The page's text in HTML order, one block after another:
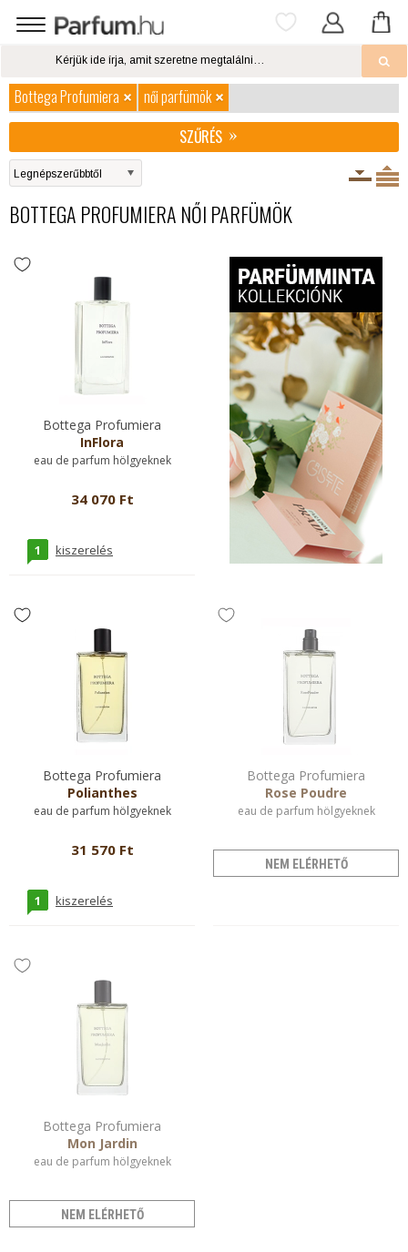
Bottega Profumiera
női parfümök
SZŰRÉS
BOTTEGA PROFUMIERA NŐI PARFÜMÖK
Bottega Profumiera
InFlora
eau de parfum hölgyeknek
34 070 Ft
1 kiszerelés
Bottega Profumiera
Polianthes
eau de parfum hölgyeknek
31 570 Ft
1 kiszerelés
Bottega Profumiera
Rose Poudre
eau de parfum hölgyeknek
NEM ELÉRHETŐ
Bottega Profumiera
Mon Jardin
eau de parfum hölgyeknek
NEM ELÉRHETŐ